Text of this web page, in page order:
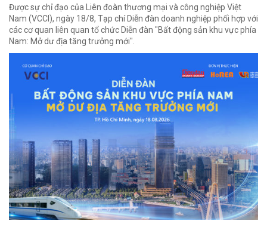
Được sự chỉ đạo của Liên đoàn thương mại và công nghiệp Việt
Nam (VCCI), ngày 18/8, Tạp chí Diễn đàn doanh nghiệp phối hợp với
các cơ quan liên quan tổ chức Diễn đàn "Bất động sản khu vực phía
Nam: Mở dư địa tăng trưởng mới".